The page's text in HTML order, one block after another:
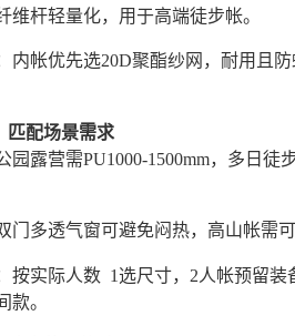
维杆轻量化，用于高端徒步帐。
内帐优先选20D聚酯纱网，耐用且
匹配场景需求
园露营需PU1000-1500mm，多日
门多透气窗可避免闷热，高山帐需
按实际人数 1选尺寸，2人帐预留
款。